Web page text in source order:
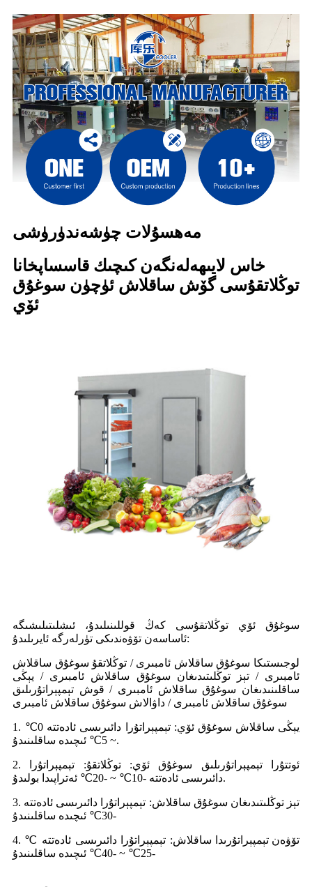
مەھسۇلات چۈشەندۈرۈشى
خاس لايىھەلەنگەن كىچىك قاسساپخانا
توڭلاتقۇسى گۆش ساقلاش ئۈچۈن سوغۇق
ئۆي
سوغۇق ئۆي توڭلاتقۇسى كەڭ قوللىنىلىدۇ، ئىشلىتىلىشىگە
ئاساسەن تۆۋەندىكى تۈرلەرگە ئايرىلىدۇ:
لوجىستىكا سوغۇق ساقلاش ئامبىرى / توڭلاتقۇ سوغۇق ساقلاش
ئامبىرى / تېز توڭلىتىدىغان سوغۇق ساقلاش ئامبىرى / يېڭى
ساقلىنىدىغان سوغۇق ساقلاش ئامبىرى / قوش تېمپېراتۇرىلىق
سوغۇق ساقلاش ئامبىرى / داۋالاش سوغۇق ساقلاش ئامبىرى
1. يېڭى ساقلاش سوغۇق ئۆي: تېمپېراتۇرا دائىرىسى ئادەتتە 0℃
~ 5℃ ئىچىدە ساقلىنىدۇ.
2. ئوتتۇرا تېمپېراتۇرىلىق سوغۇق ئۆي: توڭلاتقۇ: تېمپېراتۇرا
دائىرىسى ئادەتتە -10℃ ~ -20℃ ئەتراپىدا بولىدۇ.
3. تېز توڭلىتىدىغان سوغۇق ساقلاش: تېمپېراتۇرا دائىرىسى ئادەتتە
-30℃ ئىچىدە ساقلىنىدۇ
4. تۆۋەن تېمپېراتۇرىدا ساقلاش: تېمپېراتۇرا دائىرىسى ئادەتتە ℃
-25℃ ~ -40℃ ئىچىدە ساقلىنىدۇ